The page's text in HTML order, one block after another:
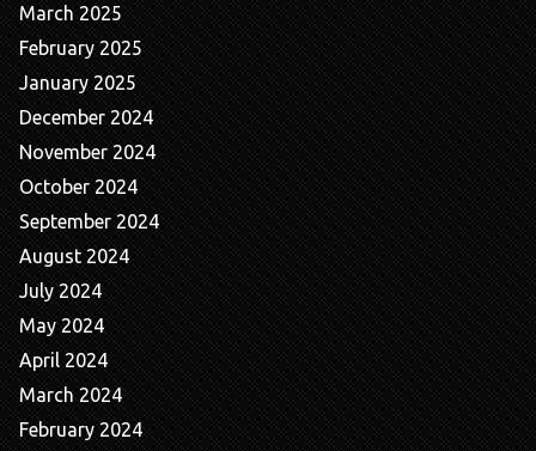
March 2025
February 2025
January 2025
December 2024
November 2024
October 2024
September 2024
August 2024
July 2024
May 2024
April 2024
March 2024
February 2024